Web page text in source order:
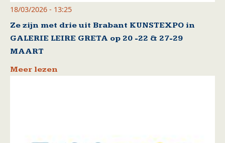
18/03/2026 - 13:25
Ze zijn met drie uit Brabant KUNSTEXPO in
GALERIE LEIRE GRETA op 20 -22 & 27-29
MAART
Meer lezen